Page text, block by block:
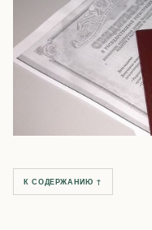
К СОДЕРЖАНИЮ ↑